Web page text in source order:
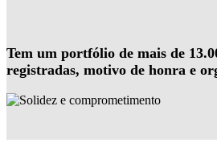
Tem um portfólio de mais de
registradas, motivo de honra e